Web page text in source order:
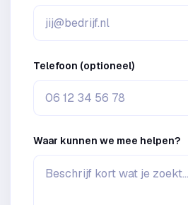
Telefoon (optioneel)
Waar kunnen we mee helpen?